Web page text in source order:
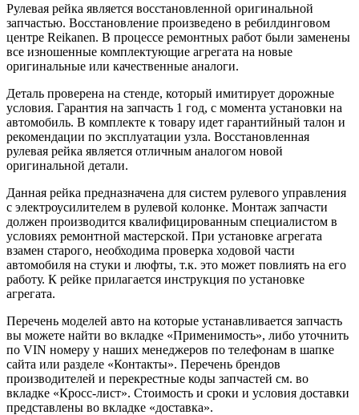
Рулевая рейка является восстановленной оригинальной
запчастью. Восстановление произведено в ребилдинговом
центре Reikanen. В процессе ремонтных работ были заменены
все изношенные комплектующие агрегата на новые
оригинальные или качественные аналоги.
Деталь проверена на стенде, который имитирует дорожные
условия. Гарантия на запчасть 1 год, с момента установки на
автомобиль. В комплекте к товару идет гарантийный талон и
рекомендации по эксплуатации узла. Восстановленная
рулевая рейка является отличным аналогом новой
оригинальной детали.
Данная рейка предназначена для систем рулевого управления
с электроусилителем в рулевой колонке. Монтаж запчасти
должен производится квалифицированным специалистом в
условиях ремонтной мастерской. При установке агрегата
взамен старого, необходима проверка ходовой части
автомобиля на стуки и люфты, т.к. это может повлиять на его
работу. К рейке прилагается инструкция по установке
агрегата.
Перечень моделей авто на которые устанавливается запчасть
вы можете найти во вкладке «Применимость», либо уточнить
по VIN номеру у наших менеджеров по телефонам в шапке
сайта или разделе «Контакты». Перечень брендов
производителей и перекрестные коды запчастей см. во
вкладке «Кросс-лист». Стоимость и сроки и условия доставки
представлены во вкладке «доставка».